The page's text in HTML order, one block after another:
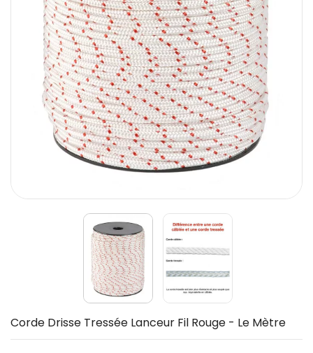
Corde Drisse Tressée Lanceur Fil Rouge - Le Mètre